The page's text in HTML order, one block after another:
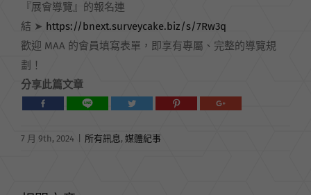
『展會導覽』的報名連
結 ➤ https://bnext.surveycake.biz/s/7Rw3q
歡迎 MAA 的會員填寫表單，即享有專屬、完整的導覽規
劃！
分享此篇文章
7 月 9th, 2024 所有訊息, 媒體紀事